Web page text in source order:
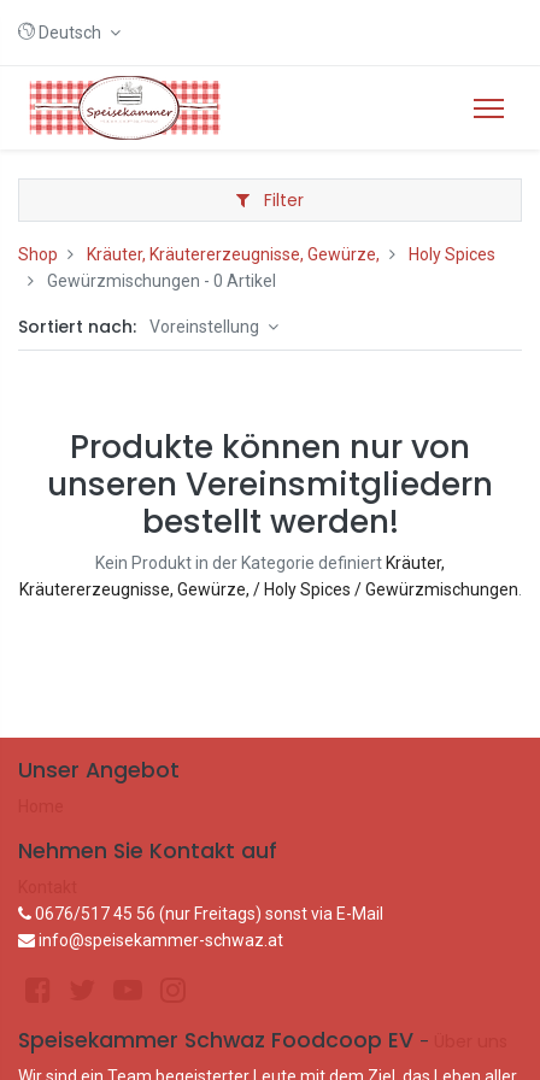
Deutsch
Filter
Shop Kräuter, Kräutererzeugnisse, Gewürze,
Holy Spices
Gewürzmischungen - 0 Artikel
Sortiert nach: Voreinstellung
Produkte können nur von
unseren Vereinsmitgliedern
bestellt werden!
Kein Produkt in der Kategorie definiert Kräuter,
Kräutererzeugnisse, Gewürze, / Holy Spices / Gewürzmischungen
Unser Angebot
Nehmen Sie Kontakt auf
0676/517 45 56 (nur Freitags) sonst via E-Mail
info@speisekammer-schwaz.at
Speisekammer Schwaz Foodcoop EV -